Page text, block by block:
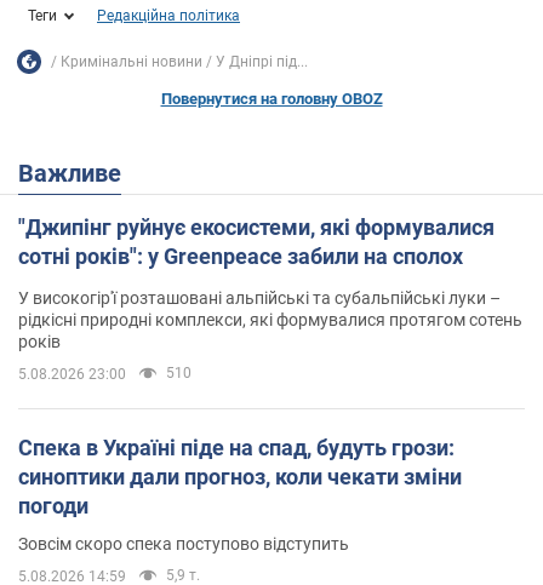
Теги Редакційна політика
Кримінальні новини У Дніпрі під...
Повернутися на головну OBOZ
Важливе
"Джипінг руйнує екосистеми, які формувалися
сотні років": у Greenpeace забили на сполох
У високогір'ї розташовані альпійські та субальпійські луки –
рідкісні природні комплекси, які формувалися протягом сотень
років
5.08.2026 23:00 510
Спека в Україні піде на спад, будуть грози:
синоптики дали прогноз, коли чекати зміни
погоди
Зовсім скоро спека поступово відступить
5.08.2026 14:59 5,9 т.